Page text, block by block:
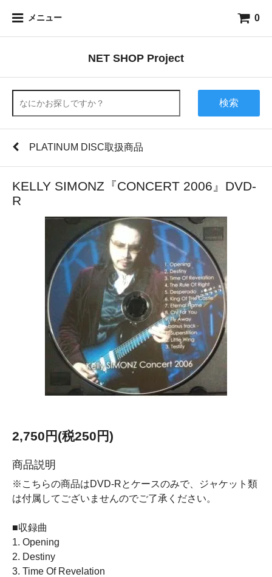
メニュー 0
NET SHOP Project
検索
PLATINUM DISC取扱商品
KELLY SIMONZ『CONCERT 2006』DVD-
R
2,750円(税250円)
商品説明
※こちらの商品はDVD-Rとケースのみで、ジャケット類
は付属してございませんのでご了承ください。
■収録曲
1. Opening
2. Destiny
3. Time Of Revelation